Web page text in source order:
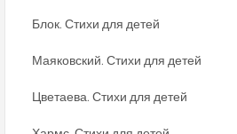
Блок. Стихи для детей
Маяковский. Стихи для детей
Цветаева. Стихи для детей